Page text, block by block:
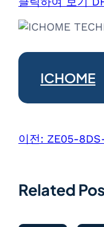
ICHOME
이전: ZE05-
Related